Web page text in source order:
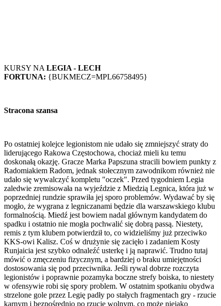
KURSY NA LEGIA - LECH
FORTUNA: {BUKMECZ=MPL66758495}
Stracona szansa
Po ostatniej kolejce legionistom nie udało się zmniejszyć straty do
liderującego Rakowa Częstochowa, chociaż mieli ku temu
doskonałą okazję. Gracze Marka Papszuna stracili bowiem punkty z
Radomiakiem Radom, jednak stołecznym zawodnikom również nie
udało się wywalczyć kompletu "oczek". Przed tygodniem Legia
zaledwie zremisowała na wyjeździe z Miedzią Legnica, która już w
poprzedniej rundzie sprawiła jej sporo problemów. Wydawać by się
mogło, że wygrana z legniczanami będzie dla warszawskiego klubu
formalnością. Miedź jest bowiem nadal głównym kandydatem do
spadku i ostatnio nie mogła pochwalić się dobrą passą. Niestety,
remis z tym klubem potwierdził to, co widzieliśmy już przeciwko
KKS-owi Kalisz. Coś w drużynie się zacięło i zadaniem Kosty
Runjaicia jest szybko odnaleźć usterkę i ją naprawić. Trudno tutaj
mówić o zmęczeniu fizycznym, a bardziej o braku umiejętności
dostosowania się pod przeciwnika. Jeśli rywal dobrze rozczyta
legionistów i poprawnie pozamyka boczne strefy boiska, to niestety
w ofensywie robi się spory problem. W ostatnim spotkaniu obydwa
strzelone gole przez Legię padły po stałych fragmentach gry - rzucie
karnym i bezpośrednio po rzucie wolnym, co może niejako